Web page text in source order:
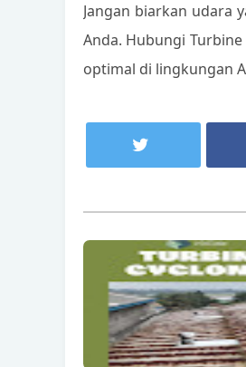
Jangan biarkan udara
Anda. Hubungi
optimal di lingkungan